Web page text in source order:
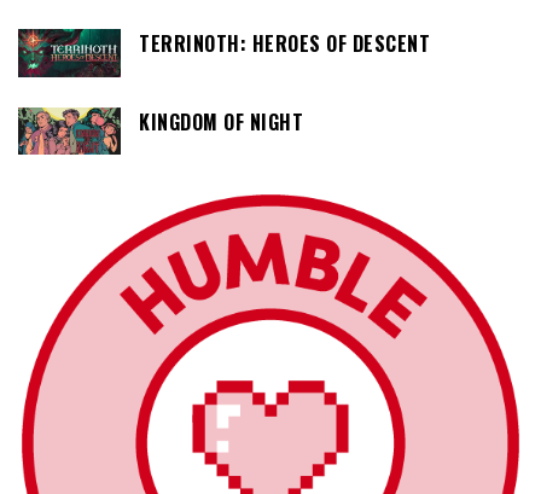
TERRINOTH: HEROES OF DESCENT
KINGDOM OF NIGHT